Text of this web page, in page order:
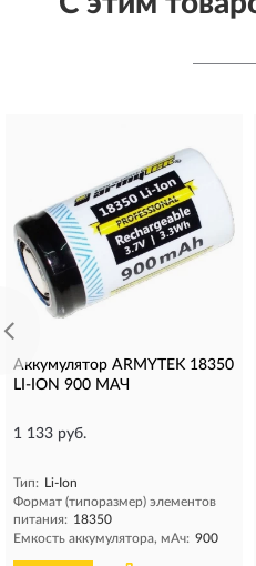
Аккумулятор ARMYTEK 18350
LI-ION 900 МАЧ
1 133 руб.
Тип: Li-Ion
Формат (типоразмер) элементов
питания: 18350
Емкость аккумулятора, мAч: 900